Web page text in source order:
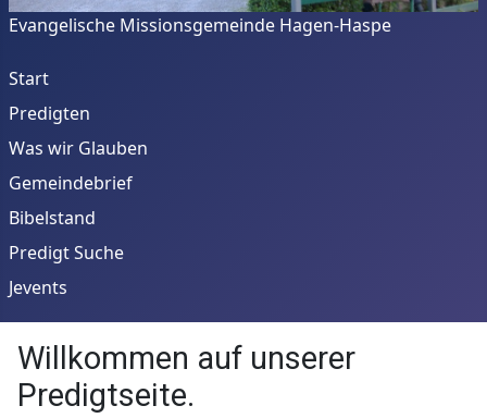
Evangelische Missionsgemeinde Hagen-Haspe
Start
Predigten
Was wir Glauben
Gemeindebrief
Bibelstand
Predigt Suche
Jevents
Willkommen auf unserer
Predigtseite.